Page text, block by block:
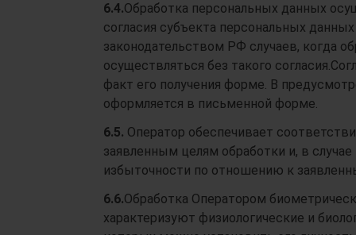
6.4.Обработка персональных данных
согласия субъекта персональных
законодательством РФ случаев, когда
осуществляться без такого
факт его получения форме. В
оформляется в письменной форме.
6.5. Оператор обеспечивает
заявленным целям обработки и, в
избыточности по отношению к
6.6.Обработка Оператором
характеризуют физиологические и